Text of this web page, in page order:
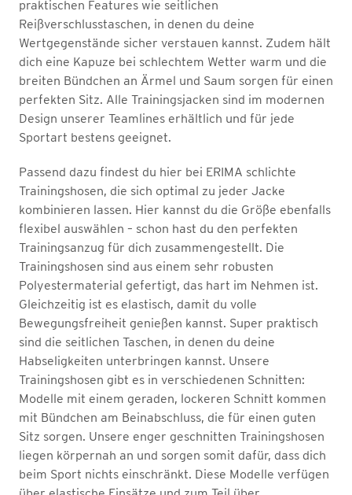
praktischen Features wie seitlichen
Reißverschlusstaschen, in denen du deine
Wertgegenstände sicher verstauen kannst. Zudem hält
dich eine Kapuze bei schlechtem Wetter warm und die
breiten Bündchen an Ärmel und Saum sorgen für einen
perfekten Sitz. Alle Trainingsjacken sind im modernen
Design unserer Teamlines erhältlich und für jede
Sportart bestens geeignet.
Passend dazu findest du hier bei ERIMA schlichte
Trainingshosen, die sich optimal zu jeder Jacke
kombinieren lassen. Hier kannst du die Größe ebenfalls
flexibel auswählen – schon hast du den perfekten
Trainingsanzug für dich zusammengestellt. Die
Trainingshosen sind aus einem sehr robusten
Polyestermaterial gefertigt, das hart im Nehmen ist.
Gleichzeitig ist es elastisch, damit du volle
Bewegungsfreiheit genießen kannst. Super praktisch
sind die seitlichen Taschen, in denen du deine
Habseligkeiten unterbringen kannst. Unsere
Trainingshosen gibt es in verschiedenen Schnitten:
Modelle mit einem geraden, lockeren Schnitt kommen
mit Bündchen am Beinabschluss, die für einen guten
Sitz sorgen. Unsere enger geschnitten Trainingshosen
liegen körpernah an und sorgen somit dafür, dass dich
beim Sport nichts einschränkt. Diese Modelle verfügen